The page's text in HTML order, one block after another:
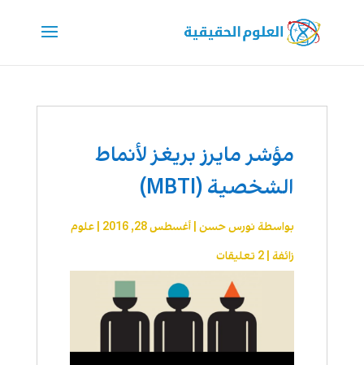
مؤشر مايرز بريغز لأنماط
الشخصية (MBTI)
بواسطةنورس حسن| أغسطس 28, 2016
علوم
زائفة| 2 تعليقات